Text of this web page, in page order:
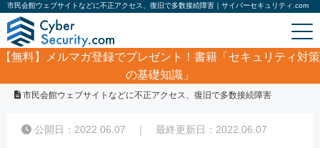
市民会館ウェブサイトなどに不正アクセス、復旧で多数接続障害｜サイバーセキュリティ.com
【無料】
メルマガ登録でプレゼント！書籍「セキュリティ対策
の基礎知識」
サイバーセキュリティ・情報漏洩ニュース
市民会館ウェブサイトなどに不正アクセス、復旧で多数接続障害
公開日：2022.06.07 ｜ 最終更新日：2022.06.07